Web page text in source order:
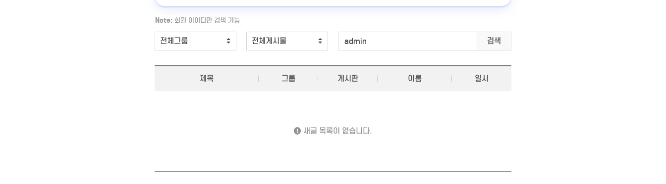
Note: 회원 아이디만 검색 가능
검색
제목 그룹 게시판 이름 일시
새글 목록이 없습니다.